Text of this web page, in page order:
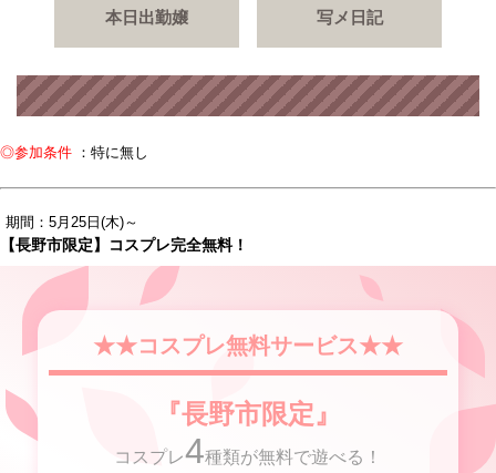
本日出勤嬢 写メ日記
◎参加条件 ：特に無し
期間：5月25日(木)～
【長野市限定】コスプレ完全無料！
★★コスプレ無料サービス★★
『長野市限定』
コスプレ4種類が無料で遊べる！